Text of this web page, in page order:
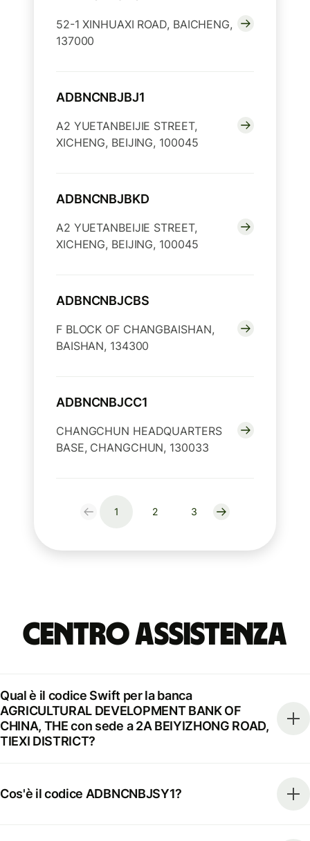
52-1 XINHUAXI ROAD, BAICHENG,
137000
ADBNCNBJBJ1
A2 YUETANBEIJIE STREET,
XICHENG, BEIJING, 100045
ADBNCNBJBKD
A2 YUETANBEIJIE STREET,
XICHENG, BEIJING, 100045
ADBNCNBJCBS
F BLOCK OF CHANGBAISHAN,
BAISHAN, 134300
ADBNCNBJCC1
CHANGCHUN HEADQUARTERS
BASE, CHANGCHUN, 130033
1 2 3
Centro Assistenza
Qual è il codice Swift per la banca
AGRICULTURAL DEVELOPMENT BANK OF
CHINA, THE con sede a 2A BEIYIZHONG ROAD,
TIEXI DISTRICT?
Cos'è il codice ADBNCNBJSY1?